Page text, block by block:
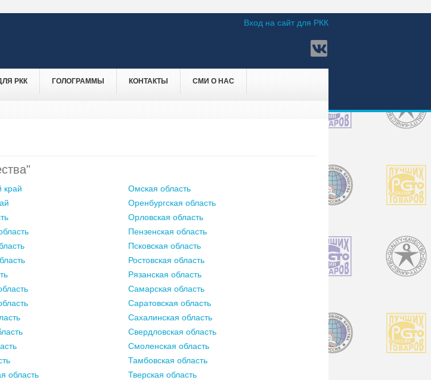
Вход на сайт для РКК
РКК ГОЛОГРАММЫ КОНТАКТЫ СМИ О НАС
край
Омская область
Оренбургская область
Орловская область
Пензенская область
Псковская область
Ростовская область
Рязанская область
Самарская область
Саратовская область
Сахалинская область
Свердловская область
Смоленская область
Тамбовская область
область
Тверская область